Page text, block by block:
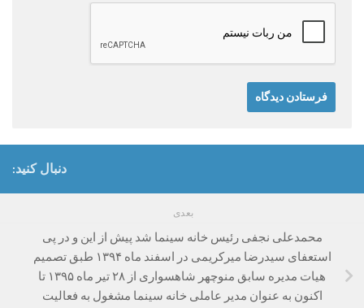
دنبال کنید:
بعدی
محمدعلی نجفی رئیس خانه سینما شد ‌پیش از این و در پی
استعفای سیدرضا میرکریمی در اسفند ماه ۱۳۹۴ طبق تصمیم
هیات مدیره سابق منوچهر شاهسواری از ۲۸ تیر ماه ۱۳۹۵ تا
اکنون به عنوان مدیر عاملی خانه سینما مشغول به فعالیت